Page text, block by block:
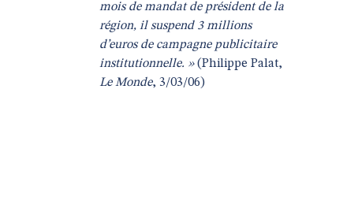
mois de mandat de président de la
région, il suspend 3 millions
d’euros de campagne publicitaire
institutionnelle. »(Philippe Palat,
Le Monde, 3/03/06)